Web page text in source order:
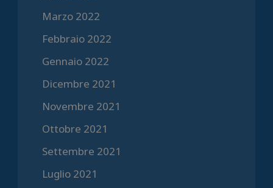
Marzo 2022
Febbraio 2022
Gennaio 2022
Dicembre 2021
Novembre 2021
Ottobre 2021
Settembre 2021
Luglio 2021